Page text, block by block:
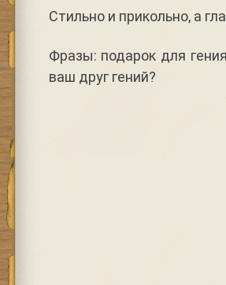
Стильно и прикольно, а
Фразы: подарок для
ваш друг гений?